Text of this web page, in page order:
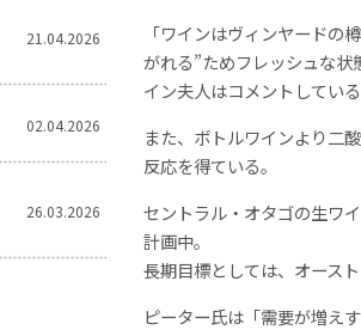
21.04.2026
02.04.2026
26.03.2026
「ワインはヴィンヤードの
がれる”ためフレッシュな
イン夫人はコメントしている
また、ボトルワインより二
反応を得ている。
セントラル・オタゴの生ワ
計画中。
長期目標としては、オース
ピーター氏は「需要が増え